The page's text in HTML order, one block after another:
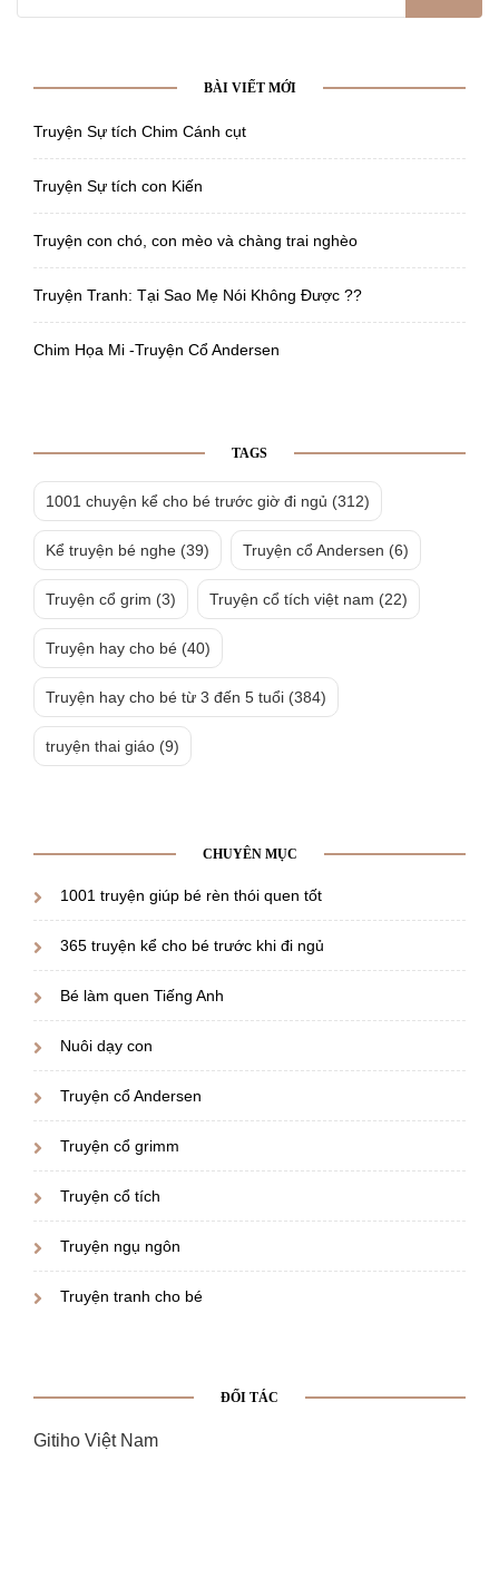
for:
BÀI VIẾT MỚI
Truyện Sự tích Chim Cánh cụt
Truyện Sự tích con Kiến
Truyện con chó, con mèo và chàng trai nghèo
Truyện Tranh: Tại Sao Mẹ Nói Không Được ??
Chim Họa Mi -Truyện Cổ Andersen
TAGS
1001 chuyện kể cho bé trước giờ đi ngủ (312)
Kể truyện bé nghe (39) Truyện cổ Andersen (6)
Truyện cổ grim (3) Truyện cổ tích việt nam (22)
Truyện hay cho bé (40)
Truyện hay cho bé từ 3 đến 5 tuổi (384)
truyện thai giáo (9)
CHUYÊN MỤC
1001 truyện giúp bé rèn thói quen tốt
365 truyện kể cho bé trước khi đi ngủ
Bé làm quen Tiếng Anh
Nuôi dạy con
Truyện cổ Andersen
Truyện cổ grimm
Truyện cổ tích
Truyện ngụ ngôn
Truyện tranh cho bé
ĐỐI TÁC
Gitiho Việt Nam